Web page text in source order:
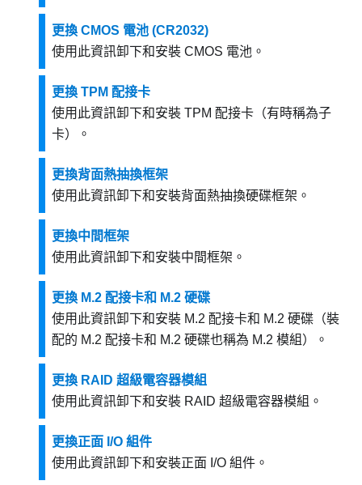
更換 CMOS 電池 (CR2032)
使用此資訊卸下和安裝 CMOS 電池。
更換 TPM 配接卡
使用此資訊卸下和安裝 TPM 配接卡（有時稱為子
卡）。
更換背面熱抽換框架
使用此資訊卸下和安裝背面熱抽換硬碟框架。
更換中間框架
使用此資訊卸下和安裝中間框架。
更換 M.2 配接卡和 M.2 硬碟
使用此資訊卸下和安裝 M.2 配接卡和 M.2 硬碟（裝
配的 M.2 配接卡和 M.2 硬碟也稱為 M.2 模組）。
更換 RAID 超級電容器模組
使用此資訊卸下和安裝 RAID 超級電容器模組。
更換正面 I/O 組件
使用此資訊卸下和安裝正面 I/O 組件。